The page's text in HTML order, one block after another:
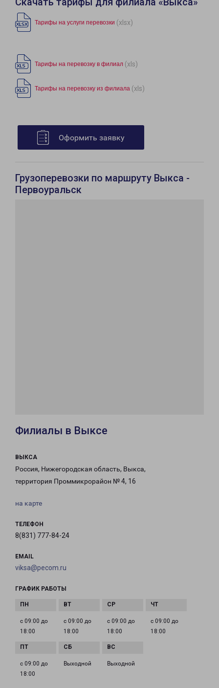
Тарифы на услуги перевозки (xlsx)
Тарифы на перевозку в филиал (xls)
Тарифы на перевозку из филиала (xls)
Оформить заявку
Грузоперевозки по маршруту Выкса -
Первоуральск
Филиалы в Выксе
ВЫКСА
Россия, Нижегородская область, Выкса,
территория Проммикрорайон № 4, 16
на карте
ТЕЛЕФОН
8(831) 777-84-24
EMAIL
viksa@pecom.ru
ГРАФИК РАБОТЫ
с 09:00 до
18:00
с 09:00 до
18:00
с 09:00 до
18:00
с 09:00 до
18:00
с 09:00 до
18:00
Выходной Выходной